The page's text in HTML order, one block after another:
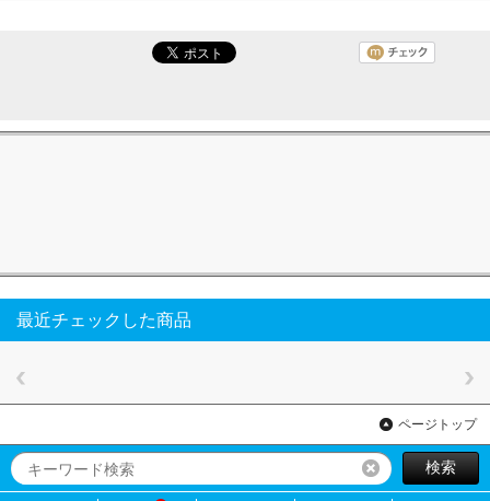
最近チェックした商品
ページトップ
リセット検索